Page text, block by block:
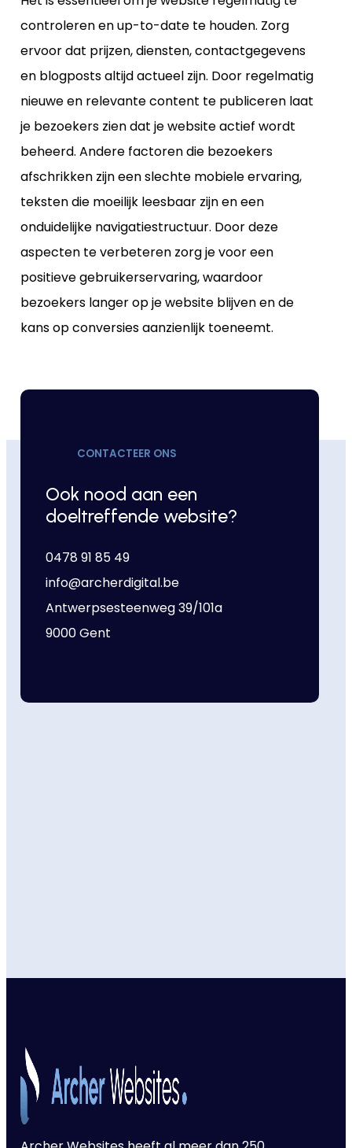
controleren en up-to-date te houden. Zorg
ervoor dat prijzen, diensten, contactgegevens
en blogposts altijd actueel zijn. Door regelmatig
nieuwe en relevante content te publiceren laat
je bezoekers zien dat je website actief wordt
beheerd. Andere factoren die bezoekers
afschrikken zijn een slechte mobiele ervaring,
teksten die moeilijk leesbaar zijn en een
onduidelijke navigatiestructuur. Door deze
aspecten te verbeteren zorg je voor een
positieve gebruikerservaring, waardoor
bezoekers langer op je website blijven en de
kans op conversies aanzienlijk toeneemt.
CONTACTEER ONS
Ook nood aan een
doeltreffende website?
0478 91 85 49
info@archerdigital.be
Antwerpsesteenweg 39/101a
9000 Gent